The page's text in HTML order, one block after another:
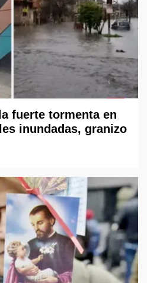
fuerte tormenta en
inundadas, granizo